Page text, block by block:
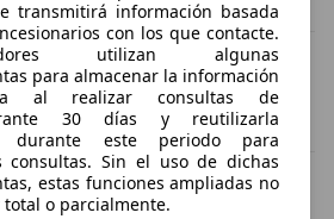
Skoda Scala demostración
Skoda Scala KM0
Skoda Scala diésel
transmitirá información basada
con los que contacte.
utilizan algunas
para almacenar la información
al realizar consultas de
30 días y reutilizarla
durante este periodo para
consultas. Sin el uso de dichas
estas funciones ampliadas no
o parcialmente.